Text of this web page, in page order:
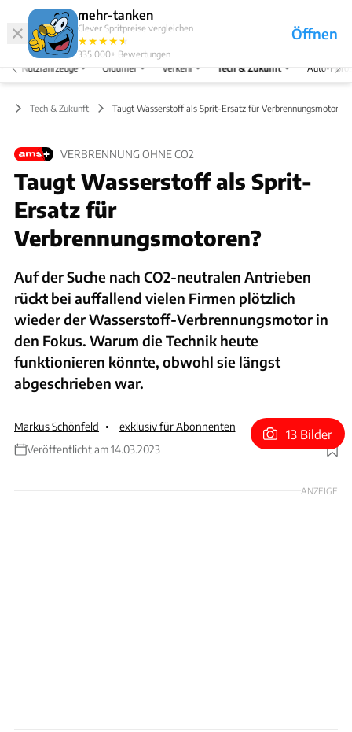
mehr-tanken
Clever Spritpreise vergleichen
★★★★★
★
335.000+ Bewertungen
Öffnen
Abo
Menü
Nutzfahrzeuge Oldtimer Verkehr Tech & Zukunft Auto-
Tech & Zukunft Taugt Wasserstoff als Sprit-Ersatz für Verbrennungsmotoren?
VERBRENNUNG OHNE CO2
Taugt Wasserstoff als Sprit-
Ersatz für
Verbrennungsmotoren?
Auf der Suche nach CO2-neutralen Antrieben
rückt bei auffallend vielen Firmen plötzlich
wieder der Wasserstoff-Verbrennungsmotor in
den Fokus. Warum die Technik heute
funktionieren könnte, obwohl sie längst
abgeschrieben war.
Markus Schönfeld
exklusiv für Abonnenten
Veröffentlicht am 14.03.2023
Foto: Shell
13 Bilder
ANZEIGE